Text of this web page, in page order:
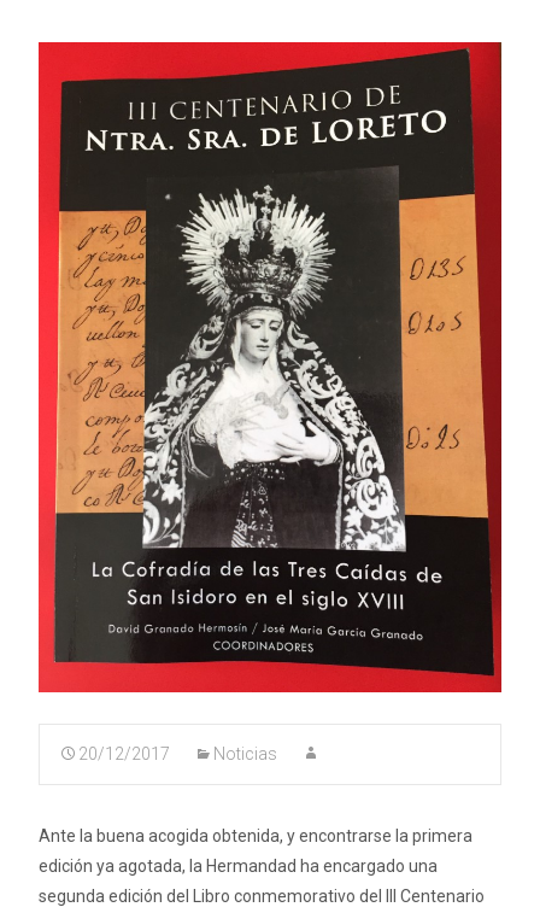
20/12/2017 Noticias
Ante la buena acogida obtenida, y encontrarse la primera
edición ya agotada, la Hermandad ha encargado una
segunda edición del Libro conmemorativo del III Centenario